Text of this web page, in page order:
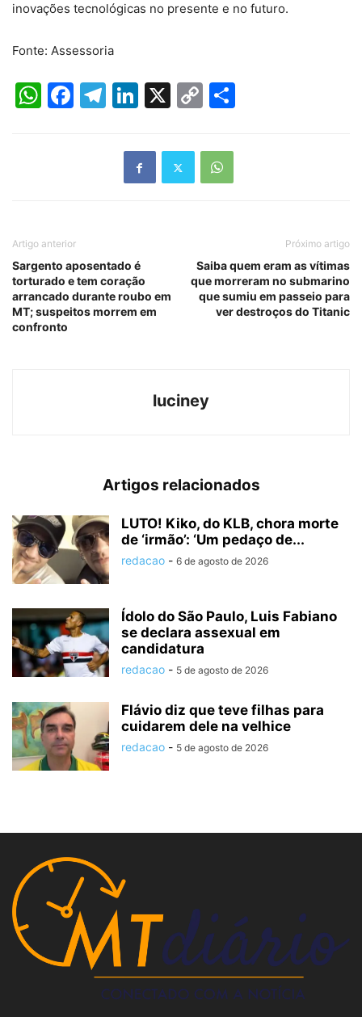
inovações tecnológicas no presente e no futuro.
Fonte: Assessoria
WhatsApp
Facebook
Telegram
LinkedIn
X
Copy
Artigo anterior
Sargento aposentado é
torturado e tem coração
arrancado durante roubo em
MT; suspeitos morrem em
confronto
Próximo artigo
Saiba quem eram as vítimas
que morreram no submarino
que sumiu em passeio para
ver destroços do Titanic
luciney
Artigos relacionados
LUTO! Kiko, do KLB, chora morte
de ‘irmão’: ‘Um pedaço de...
redacao - 6 de agosto de 2026
Ídolo do São Paulo, Luis Fabiano
se declara assexual em
candidatura
redacao - 5 de agosto de 2026
Flávio diz que teve filhas para
cuidarem dele na velhice
redacao - 5 de agosto de 2026